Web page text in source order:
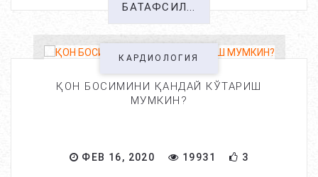
БАТАФСИЛ...
КАРДИОЛОГИЯ
ҚОН БОСИМИНИ ҚАНДАЙ КЎТАРИШ
МУМКИН?
ФЕВ 16, 2020 19931 3